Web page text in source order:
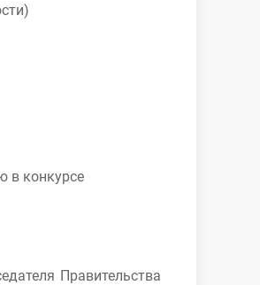
в конкурсе
Правительства